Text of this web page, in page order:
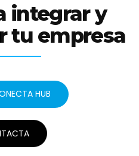
integrar y
tu empresa
HUB